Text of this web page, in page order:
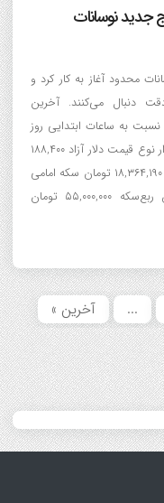
جدید نوسانات
امروز جمعه ۲۶ تیر ۱۴۰۵ با نوسانات محدود آغاز به کار کرد و
دنبال می‌کنند. آخرین
به ساعات ابتدایی روز
تغییرات جزئی داشته است. قیمت لحظه‌ای بازار نوع قیمت دلار آزاد ۱۸۸,۴۰۰
تومان تتر ۱۸۹,۱۵۰ تومان هر گرم طلای ۱۸ عیار ۱۸,۳۶۴,۱۹۰ تومان سکه امامی
۱۸۵,۰۰۰,۰۰۰ تومان نیم‌سکه ۹۶,۰۰۰,۰۰۰ تومان ربع‌سکه ۵۵,۰۰۰,۰۰۰ تومان
... آخرین »